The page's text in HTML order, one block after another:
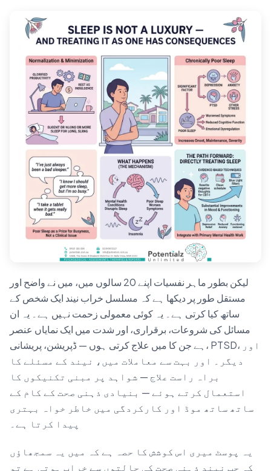
لیکن بطور ماہر نفسیات اپنے 20 سالوں میں، میں نے واضح اور
مستقل طور پر دیکھا ہے کہ مسلسل خراب نیند ایک شخص کے
ساتھ کیا کرتی ہے۔ یہ کوئی معمولی زحمت نہیں ہے۔ یہ ان
مسائل کی شروعات، برقراری، اور شدت میں ایک نمایاں عنصر
ہے جن کا میں علاج کرتی ہوں — ڈپریشن، پریشانی، PTSD، اور
دیگر۔ اور بہت سے معاملات میں، نیند کے مسئلے کا
براہ راست علاج — شواہد پر مبنی تکنیکوں کا
استعمال کرتے ہوئے — بنیادی ذہنی صحت کے کام کے
ساتھ ساتھ موڈ اور کارکردگی میں خاطر خواہ بہتری
پیدا کرتا ہے۔
یہ پوسٹ میری اس کوشش کا حصہ ہے کہ میں یہ سمجھاؤں
کہ جب نیند ذہنی صحت کی حالتوں سے خراب ہوتی ہے تو